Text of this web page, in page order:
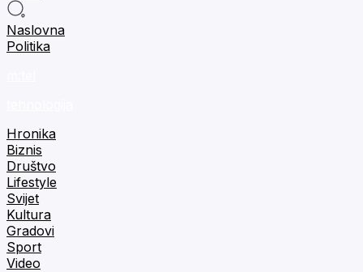
Naslovna
Politika
Hronika
Biznis
Društvo
Lifestyle
Svijet
Kultura
Gradovi
Sport
Video